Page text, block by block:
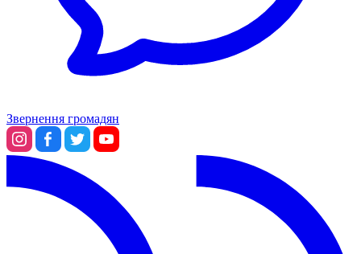
Звернення громадян